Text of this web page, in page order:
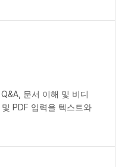
문서 이해 및 비디
PDF 입력을 텍스트와